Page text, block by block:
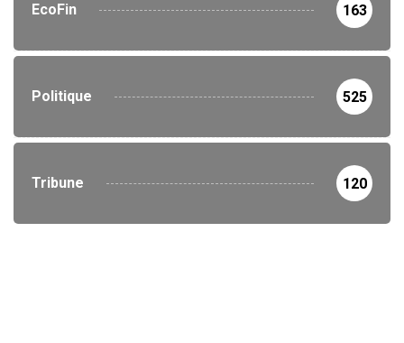
EcoFin 163
Politique 525
Tribune 120